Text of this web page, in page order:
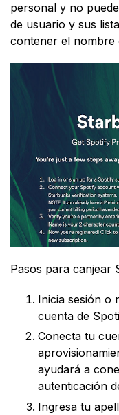
personal y no
de usuario y sus
contener el nombre
Pasos para canjear
Inicia sesión o
cuenta de
Conecta tu
ayudará a
autenticación
Ingresa tu